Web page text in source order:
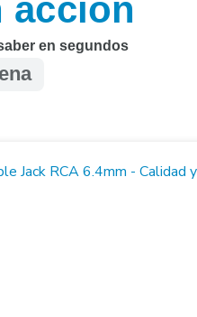
acción
en segundos